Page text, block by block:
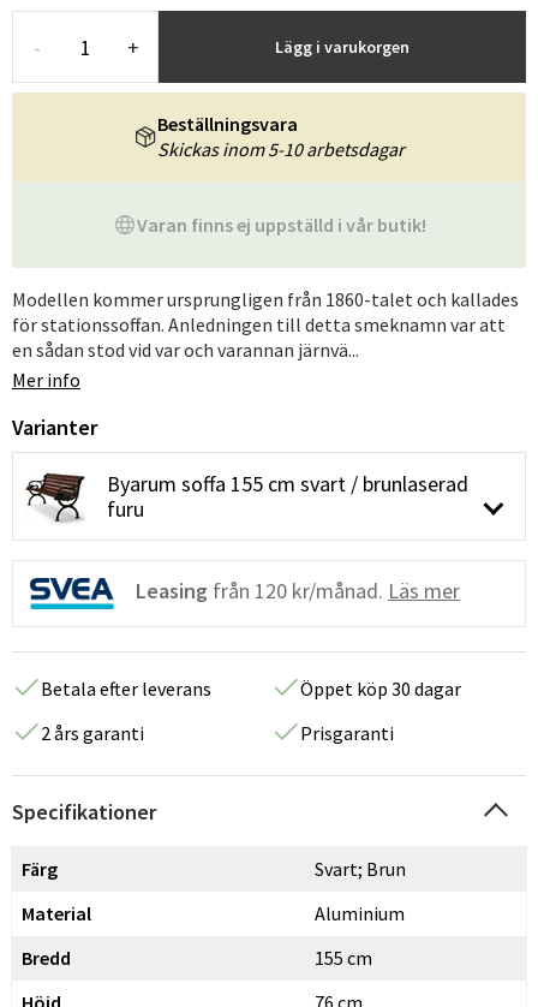
- + Lägg i varukorgen
Varan finns ej uppställd i vår butik!
Beställningsvara
Skickas inom 5-10 arbetsdagar
Modellen kommer ursprungligen från 1860-talet och kallades
för stationssoffan. Anledningen till detta smeknamn var att
en sådan stod vid var och varannan järnvä...
Mer info
Varianter
Byarum soffa 155 cm svart / brunlaserad
furu
Leasing från 120 kr/månad. Läs mer
Betala efter leverans
Öppet köp 30 dagar
2 års garanti
Prisgaranti
Specifikationer
Färg
Svart; Brun
Material
Aluminium
Bredd
155 cm
Höjd
76 cm